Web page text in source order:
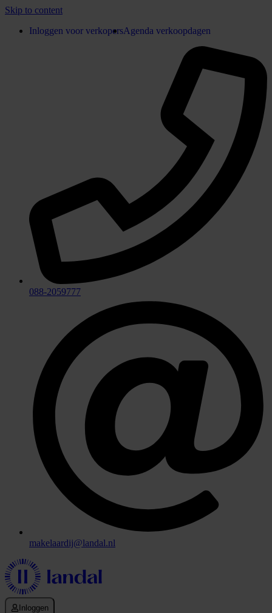
Skip to content
Inloggen voor verkopersAgenda verkoopdagen
088-2059777
makelaardij@landal.nl
Inloggen